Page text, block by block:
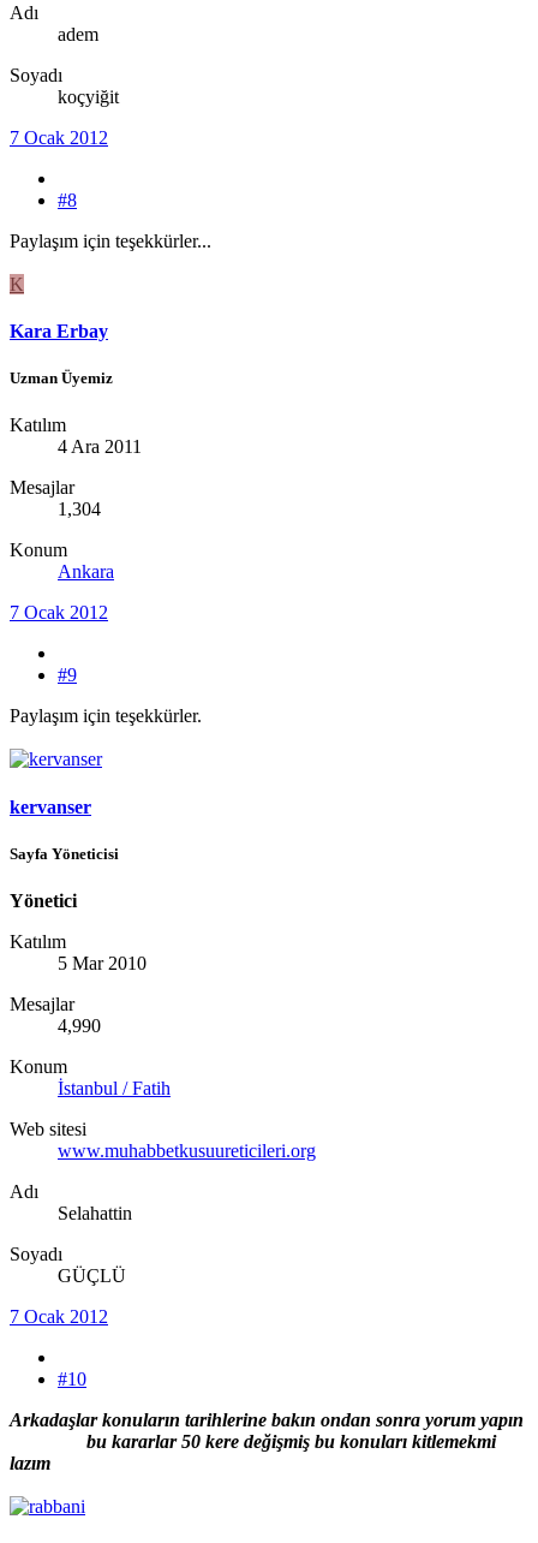
Adı
adem
Soyadı
koçyiğit
7 Ocak 2012
#8
Paylaşım için teşekkürler...
K
Kara Erbay
Uzman Üyemiz
Katılım
4 Ara 2011
Mesajlar
1,304
Konum
Ankara
7 Ocak 2012
#9
Paylaşım için teşekkürler.
kervanser
Sayfa Yöneticisi
Yönetici
Katılım
5 Mar 2010
Mesajlar
4,990
Konum
İstanbul / Fatih
Web sitesi
www.muhabbetkusuureticileri.org
Adı
Selahattin
Soyadı
GÜÇLÜ
7 Ocak 2012
#10
Arkadaşlar konuların tarihlerine bakın ondan sonra yorum yapın
bu kararlar 50 kere değişmiş bu konuları kitlemekmi
lazım